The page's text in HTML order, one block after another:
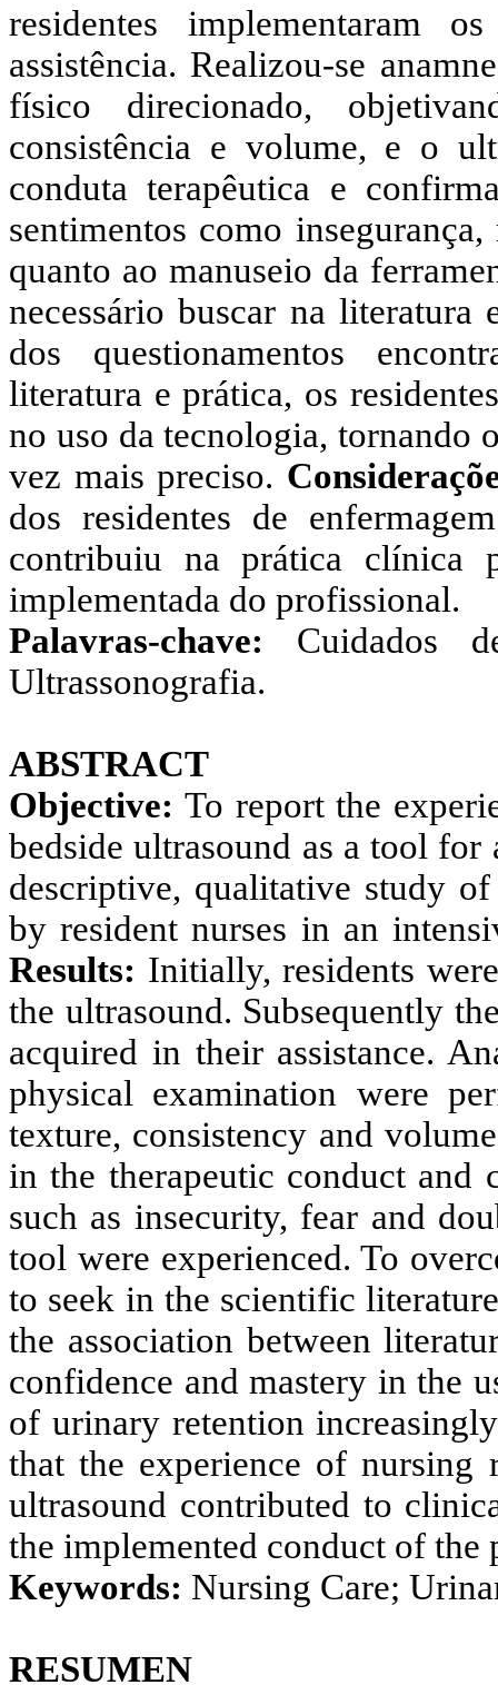
residentes implementaram
assistência. Realizou-se
físico direcionado,
consistência e volume, e o
conduta terapêutica e
sentimentos como
quanto ao manuseio da
necessário buscar na literatura
dos questionamentos
literatura e prática, os
no uso da tecnologia, tornando
vez mais preciso.
dos residentes de
contribuiu na prática clínica
implementada do profissional.
Palavras-chave: Cuidados
Ultrassonografia.
ABSTRACT
Objective: To report the
bedside ultrasound as a tool
descriptive, qualitative study
by resident nurses in an
Results: Initially, residents
the ultrasound. Subsequently
acquired in their assistance.
physical examination were
texture, consistency and
in the therapeutic conduct and
such as insecurity, fear and
tool were experienced. To
to seek in the scientific
the association between
confidence and mastery in the
of urinary retention
that the experience of nursing
ultrasound contributed to
the implemented conduct of the
Keywords: Nursing Care;
RESUMEN